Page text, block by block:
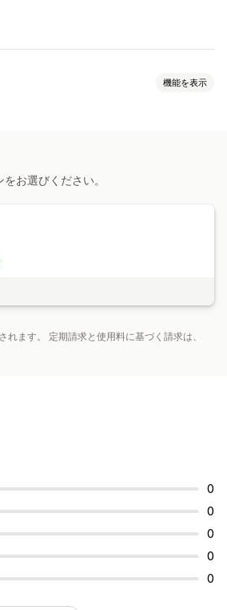
機能を表示
お選びください。
れます。 定期請求と使用料に基づく請求は、
0
0
0
0
0